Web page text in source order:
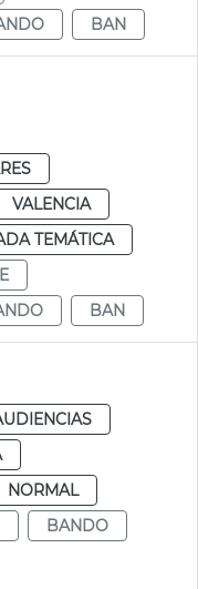
BAN
VALENCIA
TEMÁTICA
BAN
NORMAL
BANDO